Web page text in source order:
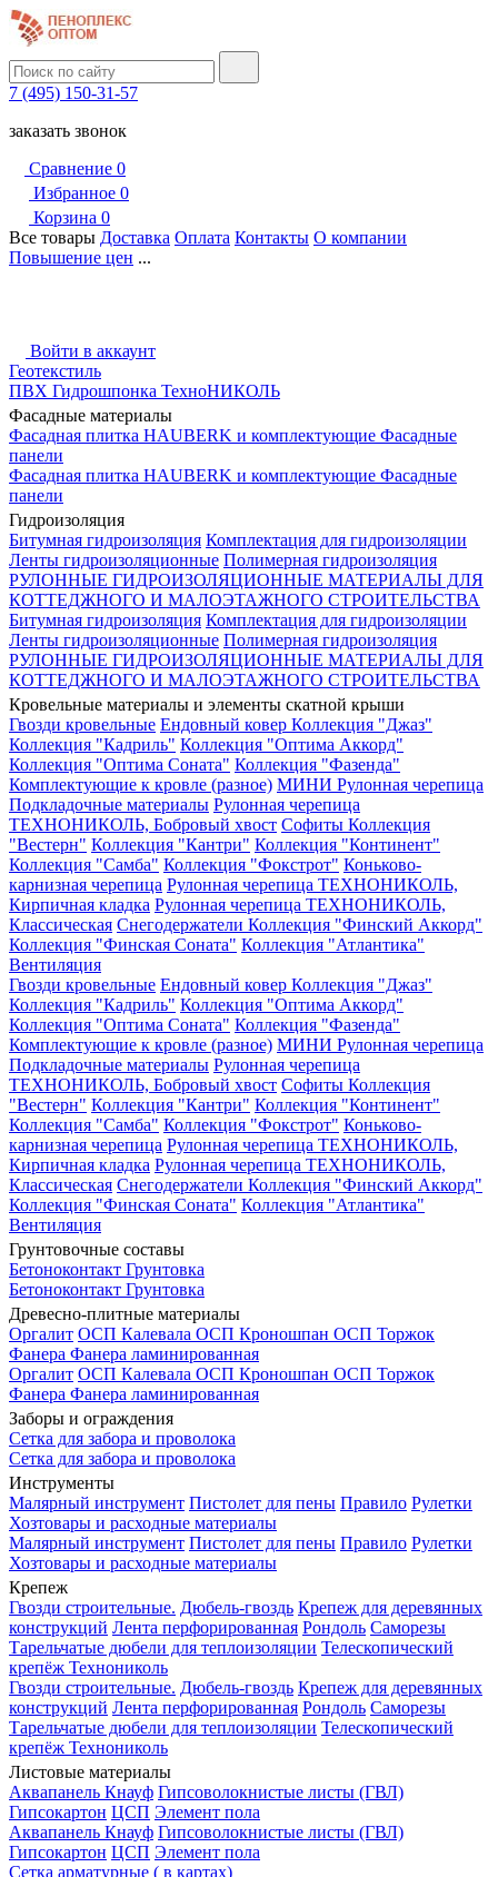
7 (495) 150-31-57
заказать звонок
Сравнение 0
Избранное 0
Корзина 0
Все товары Доставка Оплата Контакты О компании
Повышение цен ...
Войти в аккаунт
Геотекстиль
ПВХ Гидрошпонка ТехноНИКОЛЬ
Фасадные материалы
Фасадная плитка HAUBERK и комплектующие Фасадные
панели
Фасадная плитка HAUBERK и комплектующие Фасадные
панели
Гидроизоляция
Битумная гидроизоляция Комплектация для гидроизоляции
Ленты гидроизоляционные Полимерная гидроизоляция
РУЛОННЫЕ ГИДРОИЗОЛЯЦИОННЫЕ МАТЕРИАЛЫ ДЛЯ
КОТТЕДЖНОГО И МАЛОЭТАЖНОГО СТРОИТЕЛЬСТВА
Битумная гидроизоляция Комплектация для гидроизоляции
Ленты гидроизоляционные Полимерная гидроизоляция
РУЛОННЫЕ ГИДРОИЗОЛЯЦИОННЫЕ МАТЕРИАЛЫ ДЛЯ
КОТТЕДЖНОГО И МАЛОЭТАЖНОГО СТРОИТЕЛЬСТВА
Кровельные материалы и элементы скатной крыши
Гвозди кровельные Ендовный ковер Коллекция "Джаз"
Коллекция "Кадриль" Коллекция "Оптима Аккорд"
Коллекция "Оптима Соната" Коллекция "Фазенда"
Комплектующие к кровле (разное) МИНИ Рулонная черепица
Подкладочные материалы Рулонная черепица
ТЕХНОНИКОЛЬ, Бобровый хвост Софиты Коллекция
"Вестерн" Коллекция "Кантри" Коллекция "Континент"
Коллекция "Самба" Коллекция "Фокстрот" Коньково-
карнизная черепица Рулонная черепица ТЕХНОНИКОЛЬ,
Кирпичная кладка Рулонная черепица ТЕХНОНИКОЛЬ,
Классическая Снегодержатели Коллекция "Финский Аккорд"
Коллекция "Финская Соната" Коллекция "Атлантика"
Вентиляция
Гвозди кровельные Ендовный ковер Коллекция "Джаз"
Коллекция "Кадриль" Коллекция "Оптима Аккорд"
Коллекция "Оптима Соната" Коллекция "Фазенда"
Комплектующие к кровле (разное) МИНИ Рулонная черепица
Подкладочные материалы Рулонная черепица
ТЕХНОНИКОЛЬ, Бобровый хвост Софиты Коллекция
"Вестерн" Коллекция "Кантри" Коллекция "Континент"
Коллекция "Самба" Коллекция "Фокстрот" Коньково-
карнизная черепица Рулонная черепица ТЕХНОНИКОЛЬ,
Кирпичная кладка Рулонная черепица ТЕХНОНИКОЛЬ,
Классическая Снегодержатели Коллекция "Финский Аккорд"
Коллекция "Финская Соната" Коллекция "Атлантика"
Вентиляция
Грунтовочные составы
Бетоноконтакт Грунтовка
Бетоноконтакт Грунтовка
Древесно-плитные материалы
Оргалит ОСП Калевала ОСП Кроношпан ОСП Торжок
Фанера Фанера ламинированная
Оргалит ОСП Калевала ОСП Кроношпан ОСП Торжок
Фанера Фанера ламинированная
Заборы и ограждения
Сетка для забора и проволока
Сетка для забора и проволока
Инструменты
Малярный инструмент Пистолет для пены Правило Рулетки
Хозтовары и расходные материалы
Малярный инструмент Пистолет для пены Правило Рулетки
Хозтовары и расходные материалы
Крепеж
Гвозди строительные. Дюбель-гвоздь Крепеж для деревянных
конструкций Лента перфорированная Рондоль Саморезы
Тарельчатые дюбели для теплоизоляции Телескопический
крепёж Технониколь
Гвозди строительные. Дюбель-гвоздь Крепеж для деревянных
конструкций Лента перфорированная Рондоль Саморезы
Тарельчатые дюбели для теплоизоляции Телескопический
крепёж Технониколь
Листовые материалы
Аквапанель Кнауф Гипсоволокнистые листы (ГВЛ)
Гипсокартон ЦСП Элемент пола
Аквапанель Кнауф Гипсоволокнистые листы (ГВЛ)
Гипсокартон ЦСП Элемент пола
Сетка арматурные ( в картах)